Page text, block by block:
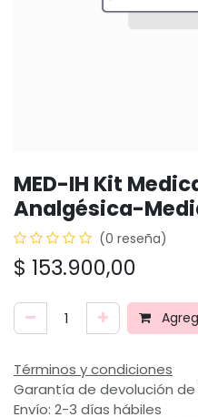
MED-IH Kit
Analgésica-
(0 reseña)
$ 153.900,00
Términos y condiciones
Garantía de devolución de
Envío: 2-3 días hábiles